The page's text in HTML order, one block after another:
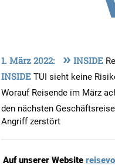
1. März 2022: » INSIDE
INSIDE TUI sieht keine
Worauf Reisende im März
den nächsten
Angriff zerstört
Auf unserer Website